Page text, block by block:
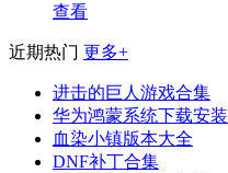
查看
近期热门 更多+
进击的巨人游戏合集
华为鸿蒙系统下载安装
血染小镇版本大全
DNF补丁合集